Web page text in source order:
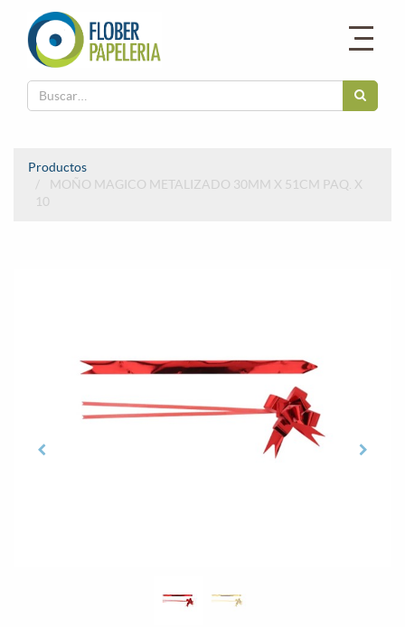
Productos
MOÑO MAGICO METALIZADO 30MM X 51CM PAQ. X
10